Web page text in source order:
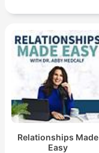
Relationships Made
Easy